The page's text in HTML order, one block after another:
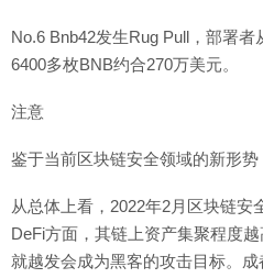
No.6 Bnb42发生Rug Pull，部署
6400多枚BNB约合270万美元。
注意
鉴于当前区块链安全领域的新形势
从总体上看，2022年2月区块链安
DeFi方面，其链上资产集聚程度
就越发会成为黑客的攻击目标。